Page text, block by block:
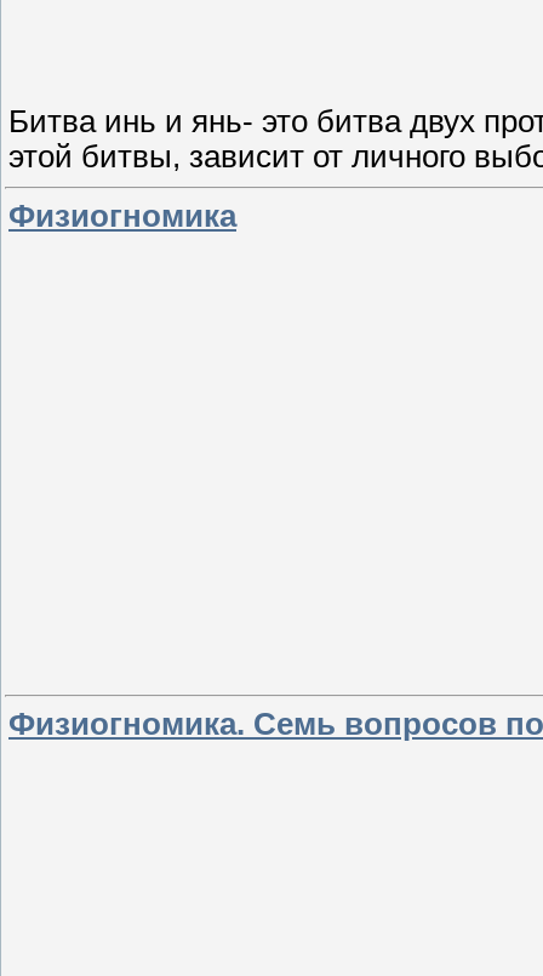
Битва инь и янь- это битва двух
этой битвы, зависит от личного
Физиогномика
Физиогномика. Семь вопросов